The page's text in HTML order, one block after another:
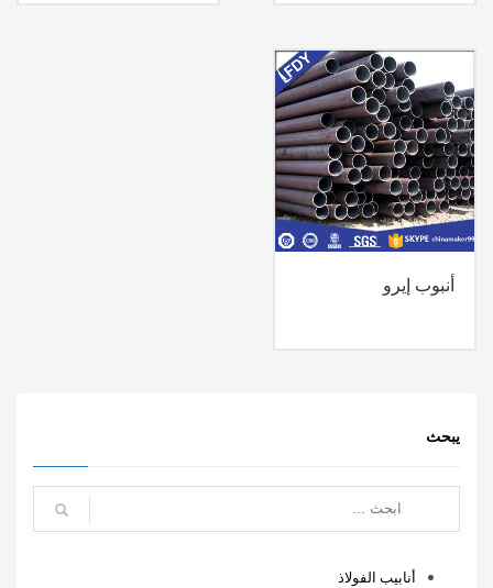
أنبوب إيرو
يبحث
أنابيب الفولاذ